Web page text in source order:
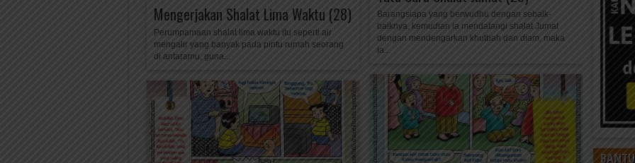
Barangsiapa yang berwudhu dengan sebaik-
baiknya, kemudian ia mendatangi shalat Jumat
dengan mendengarkan khutbah dan diam, maka
ia...
Mengerjakan Shalat Lima Waktu (28)
Perumpamaan shalat lima waktu itu seperti air
mengalir yang banyak pada pintu rumah seorang
di antaramu, guna...